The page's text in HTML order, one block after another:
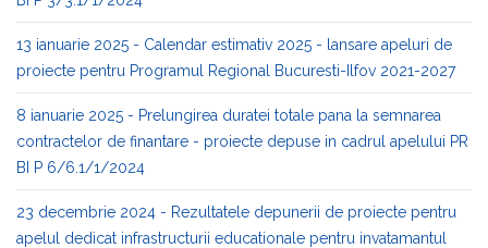
13 ianuarie 2025 - Calendar estimativ 2025 - lansare apeluri de
proiecte pentru Programul Regional Bucuresti-Ilfov 2021-2027
8 ianuarie 2025 - Prelungirea duratei totale pana la semnarea
contractelor de finantare - proiecte depuse in cadrul apelului PR
BI P 6/6.1/1/2024
23 decembrie 2024 - Rezultatele depunerii de proiecte pentru
apelul dedicat infrastructurii educationale pentru invatamantul